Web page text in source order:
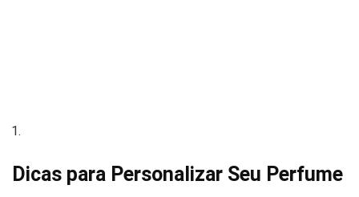
Dicas para Personalizar Seu Perfume